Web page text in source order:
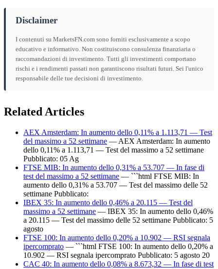
Disclaimer
I contenuti su MarketsFN.com sono forniti esclusivamente a scopo
educativo e informativo. Non costituiscono consulenza finanziaria o
raccomandazioni di investimento. Tutti gli investimenti comportano
rischi e i rendimenti passati non garantiscono risultati futuri. Sei l'unico
responsabile delle tue decisioni di investimento.
Related Articles
AEX Amsterdam: In aumento dello 0,11% a 1.113,71 — Test
del massimo a 52 settimane — AEX Amsterdam: In aumento
dello 0,11% a 1.113,71 — Test del massimo a 52 settimane
Pubblicato: 05 Ag
FTSE MIB: In aumento dello 0,31% a 53.707 — In fase di
test del massimo a 52 settimane — ```html FTSE MIB: In
aumento dello 0,31% a 53.707 — Test del massimo delle 52
settimane Pubblicato:
IBEX 35: In aumento dello 0,46% a 20.115 — Test del
massimo a 52 settimane — IBEX 35: In aumento dello 0,46%
a 20.115 — Test del massimo delle 52 settimane Pubblicato: 5
agosto
FTSE 100: In aumento dello 0,20% a 10.902 — RSI segnala
ipercomprato — ```html FTSE 100: In aumento dello 0,20% a
10.902 — RSI segnala ipercomprato Pubblicato: 5 agosto 20
CAC 40: In aumento dello 0,08% a 8.673,32 — In fase di test